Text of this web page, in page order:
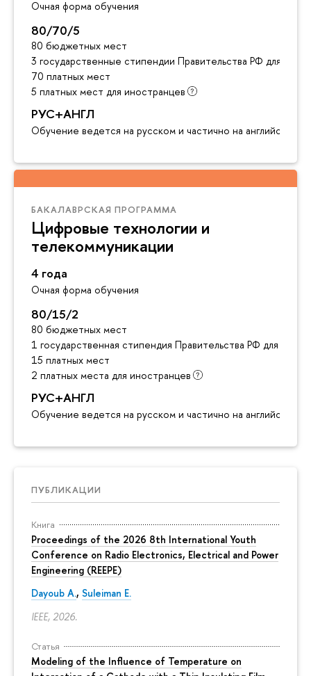
Очная форма обучения
80/70/5
80 бюджетных мест
3 государственные стипендии Правительства РФ для
70 платных мест
5 платных мест для иностранцев
РУС+АНГЛ
Обучение ведется на русском и частично на английском
БАКАЛАВРСКАЯ ПРОГРАММА
Цифровые технологии и
телекоммуникации
4 года
Очная форма обучения
80/15/2
80 бюджетных мест
1 государственная стипендия Правительства РФ для
15 платных мест
2 платных места для иностранцев
РУС+АНГЛ
Обучение ведется на русском и частично на английском
ПУБЛИКАЦИИ
Книга
Proceedings of the 2026 8th International Youth
Conference on Radio Electronics, Electrical and Power
Engineering (REEPE)
Dayoub A., Suleiman E.
IEEE, 2026.
Статья
Modeling of the Influence of Temperature on